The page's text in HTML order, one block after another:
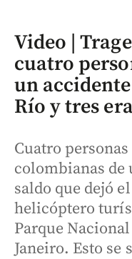
Video |
cuatro
un
Río y tres
Cuatro
colombianas
saldo que dejó
helicóptero
Parque
Janeiro. Esto se